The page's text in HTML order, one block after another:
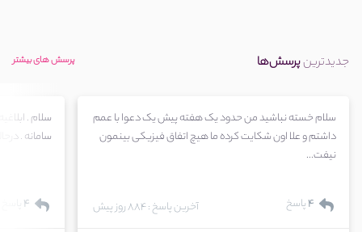
پرسش های بیشتر جدیدترینپرسش‌ها
سلام خسته نباشید من حدود یک هفته پیش یک دعوا با عمم
داشتم و علا اون شکایت کرده ما هیچ اتفاق فیزیکی بینمون
نیفت...
4پاسخ آخرین پاسخ : 884 روز پیش
سلام .
سامانه .
4